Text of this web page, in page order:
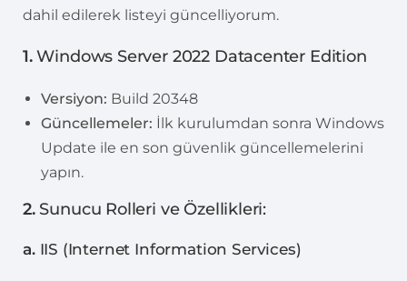
dahil edilerek listeyi güncelliyorum.
1.Windows Server 2022 Datacenter Edition
Versiyon: Build 20348
Güncellemeler: İlk kurulumdan sonra Windows
Update ile en son güvenlik güncellemelerini
yapın.
2. Sunucu Rolleri ve Özellikleri:
a. IIS (Internet Information Services)